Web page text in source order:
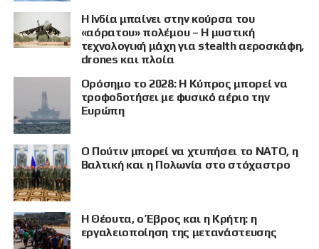
ΠΡΟΒΟΛΗ
Η Ινδία μπαίνει στην κούρσα του
«αόρατου» πολέμου – Η μυστική
τεχνολογική μάχη για stealth αεροσκάφη,
drones και πλοία
Ορόσημο το 2028: Η Κύπρος μπορεί να
τροφοδοτήσει με φυσικό αέριο την
Ευρώπη
Ο Πούτιν μπορεί να χτυπήσει το ΝΑΤΟ, η
Βαλτική και η Πολωνία στο στόχαστρο
Η Θέουτα, ο Έβρος και η Κρήτη: η
εργαλειοποίηση της μετανάστευσης